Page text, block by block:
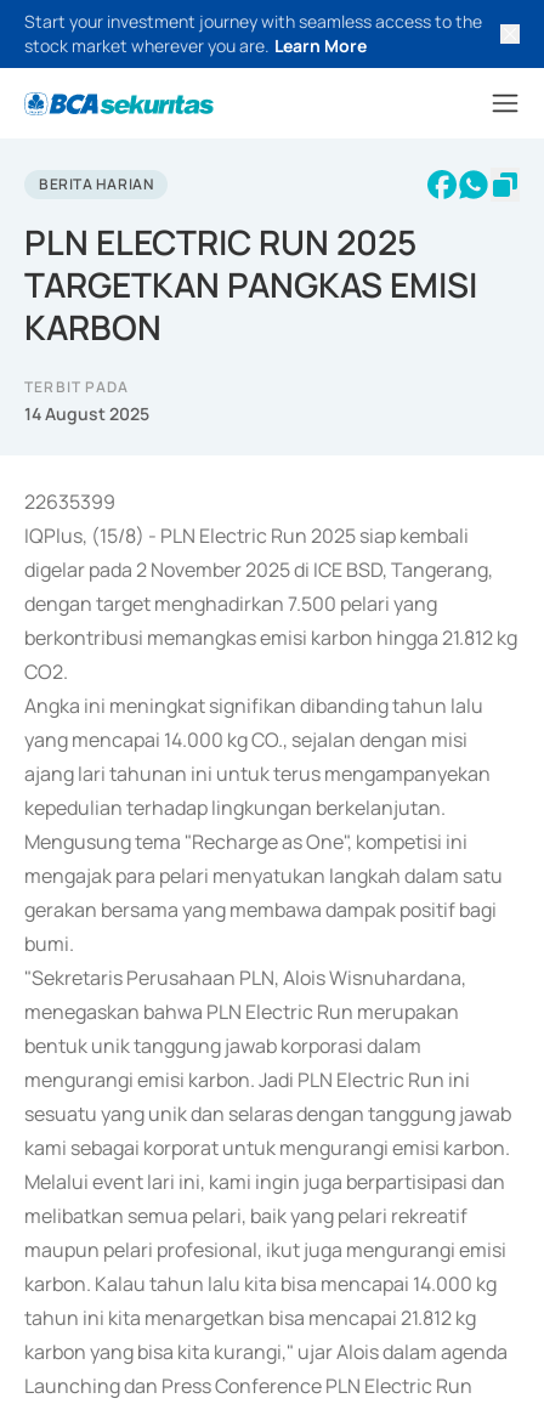
Start your investment journey with seamless access to the
stock market wherever you are. Learn More
BERITA HARIAN
PLN ELECTRIC RUN 2025
TARGETKAN PANGKAS EMISI
KARBON
TERBIT PADA
14 August 2025
22635399
IQPlus, (15/8) - PLN Electric Run 2025 siap kembali
digelar pada 2 November 2025 di ICE BSD, Tangerang,
dengan target menghadirkan 7.500 pelari yang
berkontribusi memangkas emisi karbon hingga 21.812 kg
CO2.
Angka ini meningkat signifikan dibanding tahun lalu
yang mencapai 14.000 kg CO., sejalan dengan misi
ajang lari tahunan ini untuk terus mengampanyekan
kepedulian terhadap lingkungan berkelanjutan.
Mengusung tema "Recharge as One", kompetisi ini
mengajak para pelari menyatukan langkah dalam satu
gerakan bersama yang membawa dampak positif bagi
bumi.
"Sekretaris Perusahaan PLN, Alois Wisnuhardana,
menegaskan bahwa PLN Electric Run merupakan
bentuk unik tanggung jawab korporasi dalam
mengurangi emisi karbon. Jadi PLN Electric Run ini
sesuatu yang unik dan selaras dengan tanggung jawab
kami sebagai korporat untuk mengurangi emisi karbon.
Melalui event lari ini, kami ingin juga berpartisipasi dan
melibatkan semua pelari, baik yang pelari rekreatif
maupun pelari profesional, ikut juga mengurangi emisi
karbon. Kalau tahun lalu kita bisa mencapai 14.000 kg
tahun ini kita menargetkan bisa mencapai 21.812 kg
karbon yang bisa kita kurangi," ujar Alois dalam agenda
Launching dan Press Conference PLN Electric Run